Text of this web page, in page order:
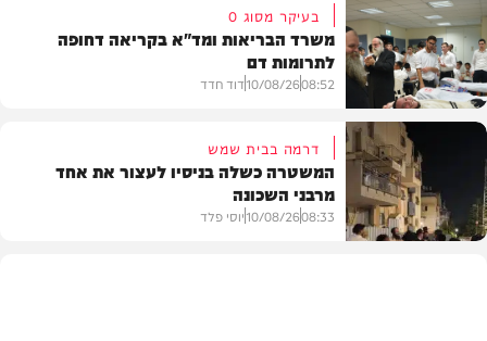
חדשות
חדשות
בעיקר מסוג O
משרד הבריאות ומד"א בקריאה דחופה
לתרומות דם
08:52
10/08/26דוד חדד
דרמה בבית שמש
המשטרה כשלה בניסיו לעצור את אחד
מרבני השכונה
08:33
10/08/26יוסי פלד